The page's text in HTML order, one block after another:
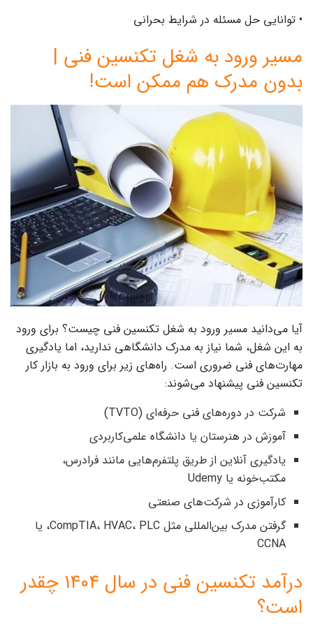
• توانایی حل مسئله در شرایط بحرانی
مسیر ورود به شغل تکنسین فنی |
بدون مدرک هم ممکن است!
آیا می‌دانید مسیر ورود به شغل تکنسین فنی چیست؟ برای ورود
به این شغل، شما نیاز به مدرک دانشگاهی ندارید، اما یادگیری
مهارت‌های فنی ضروری است. راه‌های زیر برای ورود به بازار کار
تکنسین فنی پیشنهاد می‌شوند:
شرکت در دوره‌های فنی حرفه‌ای (TVTO)
آموزش در هنرستان یا دانشگاه علمی‌کاربردی
یادگیری آنلاین از طریق پلتفرم‌هایی مانند فرادرس،
مکتب‌خونه یا Udemy
کارآموزی در شرکت‌های صنعتی
گرفتن مدرک بین‌المللی مثل CompTIA، HVAC، PLC، یا
CCNA
درآمد تکنسین فنی در سال ۱۴۰۴ چقدر
است؟